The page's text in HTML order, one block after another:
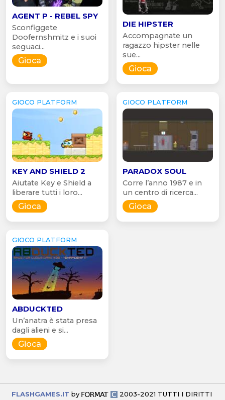
AGENT P - REBEL SPY
Sconfiggete
Doofernshmitz e i suoi
seguaci...
Gioca
DIE HIPSTER
Accompagnate un
ragazzo hipster nelle
sue...
Gioca
GIOCO PLATFORM
KEY AND SHIELD 2
Aiutate Key e Shield a
liberare tutti i loro...
Gioca
GIOCO PLATFORM
PARADOX SOUL
Corre l’anno 1987 e in
un centro di ricerca...
Gioca
GIOCO PLATFORM
ABDUCKTED
Un’anatra è stata presa
dagli alieni e si...
Gioca
FLASHGAMES.IT by
2003-2021 TUTTI I DIRITTI